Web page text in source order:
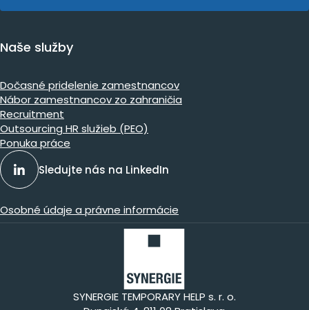
Naše služby
Dočasné pridelenie zamestnancov
Nábor zamestnancov zo zahraničia
Recruitment
Outsourcing HR služieb (PEO)
Ponuka práce
Sledujte nás na LinkedIn
Osobné údaje a právne informácie
SYNERGIE TEMPORARY HELP s. r. o.